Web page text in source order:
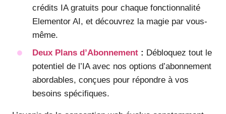
crédits IA gratuits pour chaque fonctionnalité
Elementor AI, et découvrez la magie par vous-
même.
Deux Plans d’Abonnement : Débloquez tout le
potentiel de l’IA avec nos options d’abonnement
abordables, conçues pour répondre à vos
besoins spécifiques.